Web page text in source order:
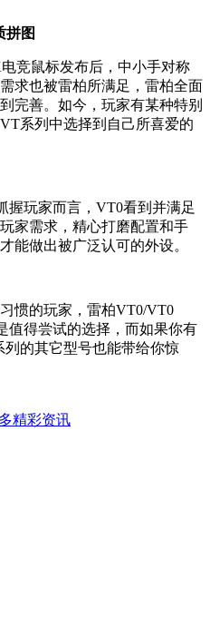
拼图
竞鼠标发布后，中小手对称
求也被雷柏所满足，雷柏全面
完善。如今，玩家有某种特别
系列中选择到自己所喜爱的
握玩家而言，VT0看到并满足
家需求，精心打磨配置和手
能做出被广泛认可的外设。
惯的玩家，雷柏VT0/VT0
值得尝试的选择，而如果你有
的其它型号也能带给你惊
精彩资讯